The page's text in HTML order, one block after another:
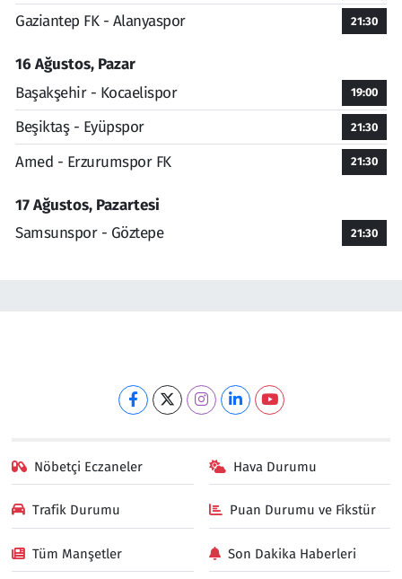
Gaziantep FK - Alanyaspor 21:30
16 Ağustos, Pazar
Başakşehir - Kocaelispor
19:00
Beşiktaş - Eyüpspor 21:30
Amed - Erzurumspor FK 21:30
17 Ağustos, Pazartesi
Samsunspor - Göztepe
21:30
Nöbetçi Eczaneler Hava Durumu
Trafik Durumu Puan Durumu ve Fikstür
Tüm Manşetler Son Dakika Haberleri